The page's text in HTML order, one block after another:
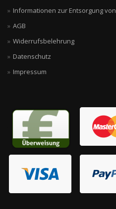
Informationen zur Entsorgung
AGB
Widerrufsbelehrung
Datenschutz
Impressum